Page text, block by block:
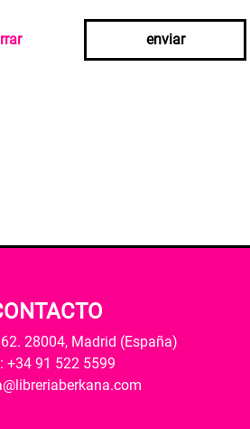
enviar
28004, Madrid (España)
+34 91 522 5599